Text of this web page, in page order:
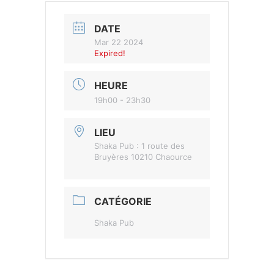
DATE
Mar 22 2024
Expired!
HEURE
19h00 - 23h30
LIEU
Shaka Pub : 1 route des
Bruyères 10210 Chaource
CATÉGORIE
Shaka Pub